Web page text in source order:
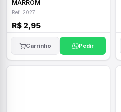
MARROM
Ref: 2027
R$ 2,95
Carrinho Pedir